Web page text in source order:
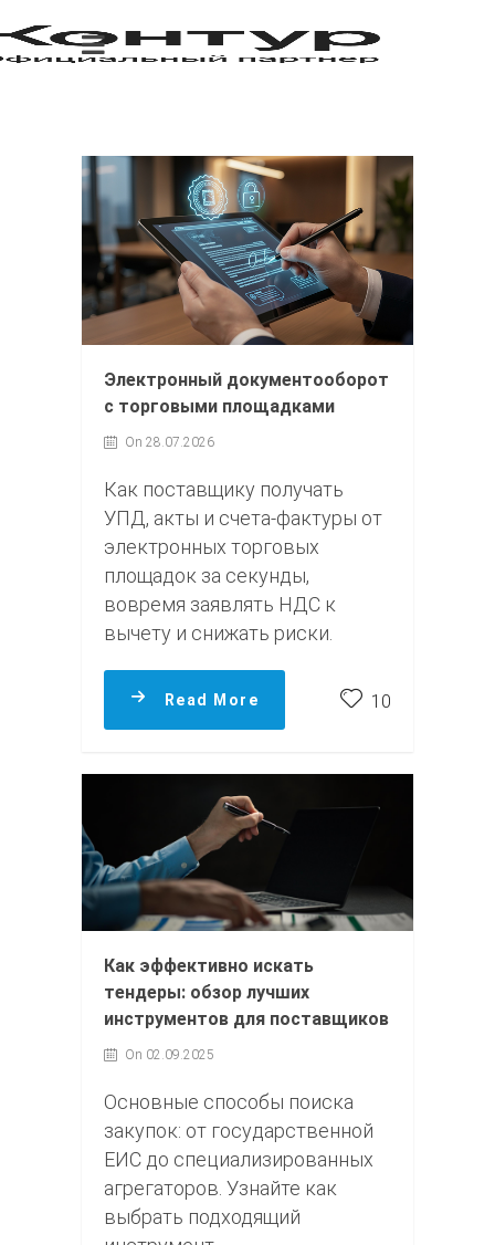
Электронный документооборот
с торговыми площадками
On 28.07.2026
Как поставщику получать
УПД, акты и счета-фактуры от
электронных торговых
площадок за секунды,
вовремя заявлять НДС к
вычету и снижать риски.
Read More 10
Как эффективно искать
тендеры: обзор лучших
инструментов для поставщиков
On 02.09.2025
Основные способы поиска
закупок: от государственной
ЕИС до специализированных
агрегаторов. Узнайте как
выбрать подходящий